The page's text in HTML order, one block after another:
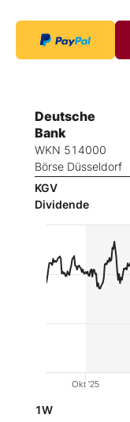
Deutsche
Bank
WKN 514000
Börse Düsseldorf
KGV
Dividende
Okt '25
1W